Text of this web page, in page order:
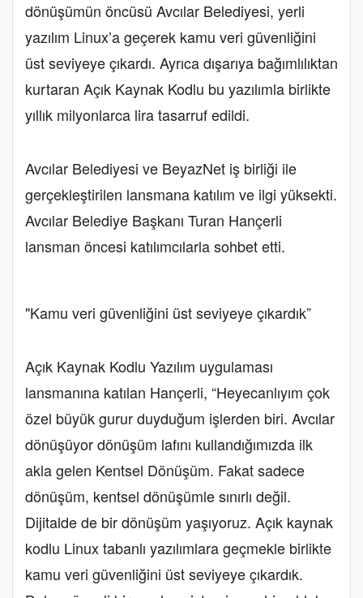
dönüşümün öncüsü Avcılar Belediyesi, yerli
yazılım Linux’a geçerek kamu veri güvenliğini
üst seviyeye çıkardı. Ayrıca dışarıya bağımlılıktan
kurtaran Açık Kaynak Kodlu bu yazılımla birlikte
yıllık milyonlarca lira tasarruf edildi.
Avcılar Belediyesi ve BeyazNet iş birliği ile
gerçekleştirilen lansmana katılım ve ilgi yüksekti.
Avcılar Belediye Başkanı Turan Hançerli
lansman öncesi katılımcılarla sohbet etti.
"Kamu veri güvenliğini üst seviyeye çıkardık”
Açık Kaynak Kodlu Yazılım uygulaması
lansmanına katılan Hançerli, “Heyecanlıyım çok
özel büyük gurur duyduğum işlerden biri. Avcılar
dönüşüyor dönüşüm lafını kullandığımızda ilk
akla gelen Kentsel Dönüşüm. Fakat sadece
dönüşüm, kentsel dönüşümle sınırlı değil.
Dijitalde de bir dönüşüm yaşıyoruz. Açık kaynak
kodlu Linux tabanlı yazılımlara geçmekle birlikte
kamu veri güvenliğini üst seviyeye çıkardık.